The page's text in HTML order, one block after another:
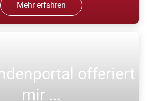
Mehr erfahren
offeriert
mir ...